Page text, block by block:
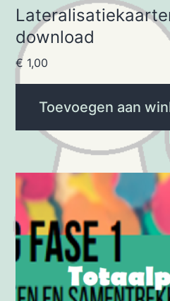
download
€ 1,00
Toevoegen aan